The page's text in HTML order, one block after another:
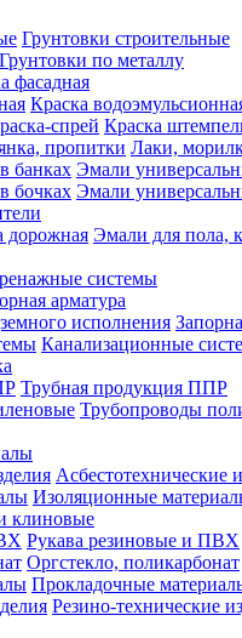
Грунтовки строительные
Грунтовки по металлу
фасадная
Краска
Краска
Лаки,
Эмали
Эмали
Эмали для пола,
системы
арматура
Канализационные
Трубная продукция ППР
Трубопроводы
Асбестотехнические
Изоляционные
клиновые
Рукава резиновые и ПВХ
Оргстекло, поликарбонат
Прокладочные
Резино-технические